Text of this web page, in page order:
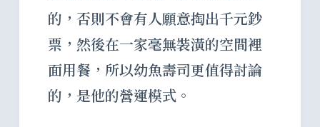
的，否則不會有人願意掏出千元鈔
票，然後在一家毫無裝潢的空間裡
面用餐，所以幼魚壽司更值得討論
的，是他的營運模式。